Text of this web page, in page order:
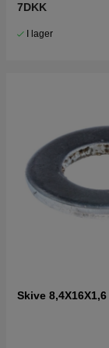
7DKK
I lager
Skive 8,4X16X1,6